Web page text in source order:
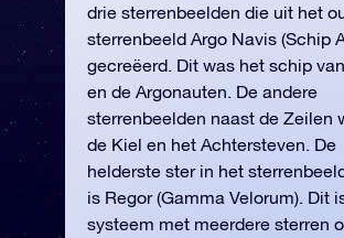
drie sterrenbeelden die uit het
sterrenbeeld Argo Navis (Schip
gecreëerd. Dit was het schip
en de Argonauten. De andere
sterrenbeelden naast de Zeilen
de Kiel en het Achtersteven. De
helderste ster in het
is Regor (Gamma Velorum). Dit
systeem met meerdere sterren